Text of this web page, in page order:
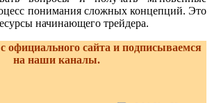
понимания сложных концепций. Это
начинающего трейдера.
с официального сайта и подписываемся
на наши каналы.